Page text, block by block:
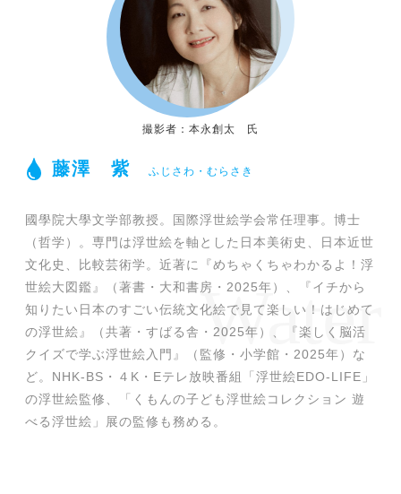
撮影者：本永創太 氏
藤澤 紫 ふじさわ・むらさき
國學院大學文学部教授。国際浮世絵学会常任理事。博士
（哲学）。専門は浮世絵を軸とした日本美術史、日本近世
文化史、比較芸術学。近著に『めちゃくちゃわかるよ！浮
世絵大図鑑』（著書・大和書房・2025年）、『イチから
知りたい日本のすごい伝統文化絵で見て楽しい！はじめて
の浮世絵』（共著・すばる舎・2025年）、『楽しく脳活
クイズで学ぶ浮世絵入門』（監修・小学館・2025年）な
ど。NHK-BS・４K・Eテレ放映番組「浮世絵EDO-LIFE」
の浮世絵監修、「くもんの子ども浮世絵コレクション 遊
べる浮世絵」展の監修も務める。